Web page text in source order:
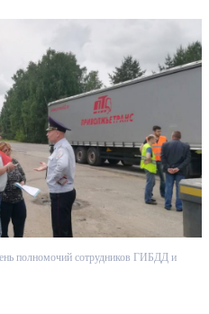
полномочий сотрудников ГИБДД и